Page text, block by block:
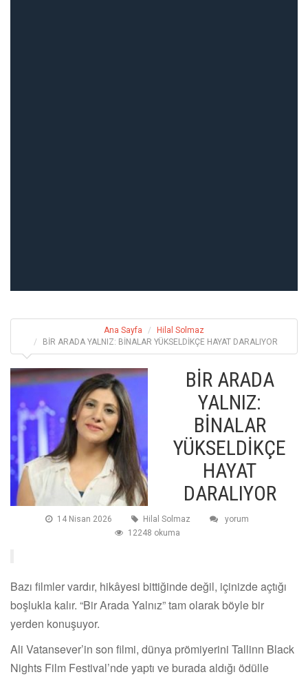
Ana Sayfa
Hilal Solmaz
BİR ARADA YALNIZ: BİNALAR YÜKSELDİKÇE HAYAT DARALIYOR
BİR ARADA
YALNIZ:
BİNALAR
YÜKSELDİKÇE
HAYAT
DARALIYOR
14 Nisan 2026 Hilal Solmaz
yorum
12248 okuma
Bazı filmler vardır, hikâyesi bittiğinde değil, içinizde açtığı
boşlukla kalır. “Bir Arada Yalnız” tam olarak böyle bir
yerden konuşuyor.
Ali Vatansever’in son filmi, dünya prömiyerini Tallinn Black
Nights Film Festival’nde yaptı ve burada aldığı ödülle